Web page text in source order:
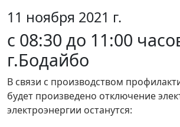
11 ноября 2021 г.
c 08:30 до 11:00
г.Бодайбо
В связи с производством
будет произведено отключение
электроэнергии останутся: